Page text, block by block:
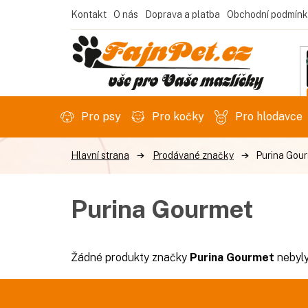
Kontakt O nás Doprava a platba Obchodní
Pro psy Pro kočky Pro hlodavce
Prodávané značky Purina
Purina Gourmet
Žádné produkty značky Purina Gourmet